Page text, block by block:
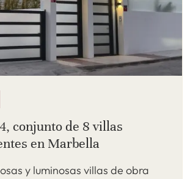
conjunto de 8 villas
en Marbella
y luminosas villas de obra